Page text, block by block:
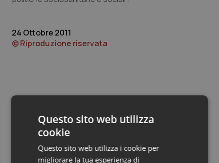
Quotidiano Cardiologia
Quotidiano Oncologia
Quotidiano Pediatria
Rene & patologie urogenitali
24 Ottobre 2011
© Riproduzione riservata
Potrebbe interessarti in
Regioni e Asl
Questo sito web utilizza
cookie
Questo sito web utilizza i cookie per
migliorare la tua esperienza di